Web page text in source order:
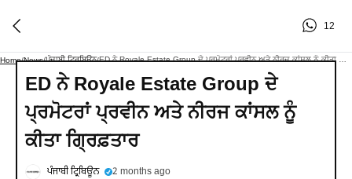
12
Home/News/ਪੰਜਾਬੀ ਟ੍ਰਿਬਿਊਨ/
ED ਨੇ Royale Estate Group ਦੇ
ਪ੍ਰਮੋਟਰਾਂ ਪ੍ਰਵੀਨ ਅਤੇ ਨੀਰਜ ਕਾਂਸਲ ਨੂੰ
ਕੀਤਾ ਗ੍ਰਿਫ਼ਤਾਰ
ਪੰਜਾਬੀ ਟ੍ਰਿਬਿਊਨ 2 months ago